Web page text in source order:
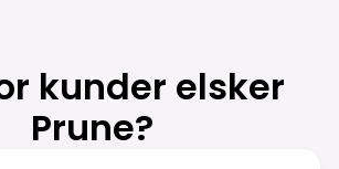
kunder elsker
Prune?